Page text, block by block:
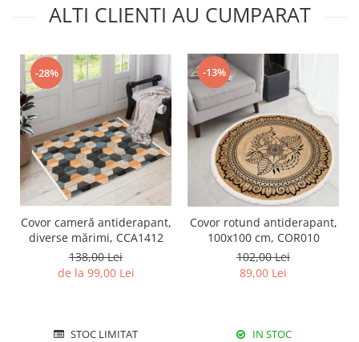
ALTI CLIENTI AU CUMPARAT
-28%
Covor cameră antiderapant,
diverse mărimi, CCA1412
138,00 Lei
de la 99,00 Lei
STOC LIMITAT
-13%
Covor rotund antiderapant,
100x100 cm, COR010
102,00 Lei
89,00 Lei
IN STOC